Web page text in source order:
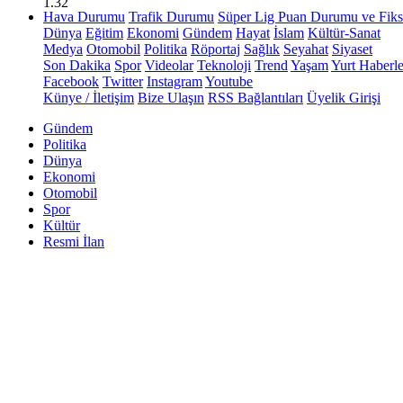
Hava Durumu Trafik Durumu Süper Lig Puan Durumu ve
Dünya Eğitim Ekonomi Gündem Hayat İslam Kültür-Sanat
Medya Otomobil Politika Röportaj Sağlık Seyahat Siyaset
Son Dakika Spor Videolar Teknoloji Trend YaşamYurt
Facebook Twitter InstagramYoutube
Künye / İletişim Bize Ulaşın RSS Bağlantıları Üyelik Girişi
Gündem
Politika
Dünya
Ekonomi
Otomobil
Spor
Kültür
Resmi İlan